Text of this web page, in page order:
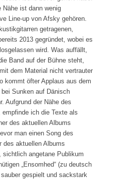
ist dann wenig
Line-up von Afsky gehören.
getragenen,
2013 gegründet, wobei es
wird. Was auffällt,
Band auf der Bühne steht,
dem Material nicht vertrauter
kommt öfter Applaus aus dem
Sunken auf Dänisch
Aufgrund der Nähe des
ich die Texte als
des aktuellen Albums
man einen Song des
des aktuellen Albums
angetane Publikum
„Ensomhed“ (zu deutsch
gespielt und sackstark